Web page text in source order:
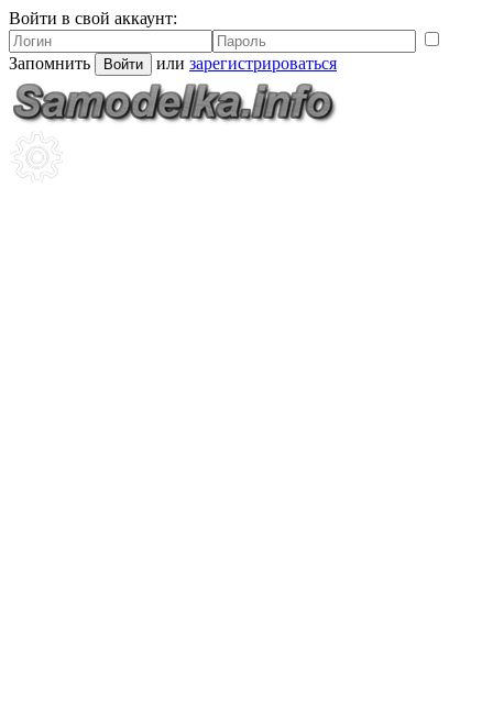
Войти в свой аккаунт:
Запомнить Войти или зарегистрироваться